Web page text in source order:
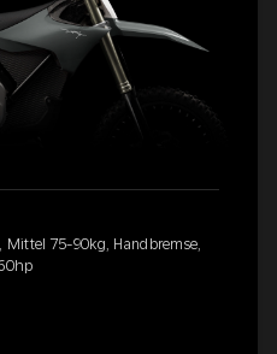
Mittel 75-90kg, Handbremse,